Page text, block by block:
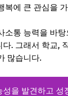
복에 큰 관심을
소통 능력을 바
. 그래서 학교,
많습니다.
성을 발견하고 성